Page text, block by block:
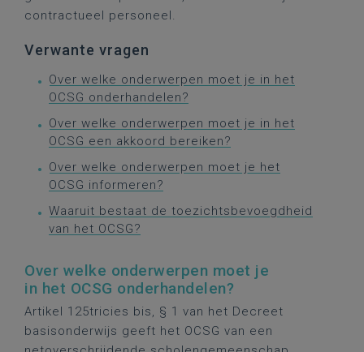
contractueel personeel.
Verwante vragen
Over welke onderwerpen moet je in het
OCSG onderhandelen?
Over welke onderwerpen moet je in het
OCSG een akkoord bereiken?
Over welke onderwerpen moet je het
OCSG informeren?
Waaruit bestaat de toezichtsbevoegdheid
van het OCSG?
Over welke onderwerpen moet je
in het OCSG onderhandelen?
Artikel 125tricies bis, § 1 van het Decreet
basisonderwijs geeft het OCSG van een